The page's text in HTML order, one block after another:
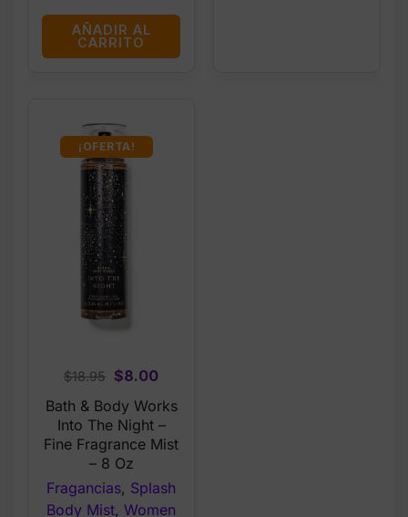
AÑADIR AL
CARRITO
¡OFERTA!
$18.95 Original
price
was:
$18.95.
$8.00Current
price
$8.00.
Bath & Body Works
Into The Night –
Fine Fragrance Mist
– 8 Oz
Fragancias, Splash
Body Mist, Women